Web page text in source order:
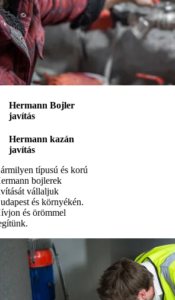
Hermann Bojler
javítás
Hermann kazán
javítás
típusú és korú
bojlerek
vállaljuk
és környékén.
és örömmel